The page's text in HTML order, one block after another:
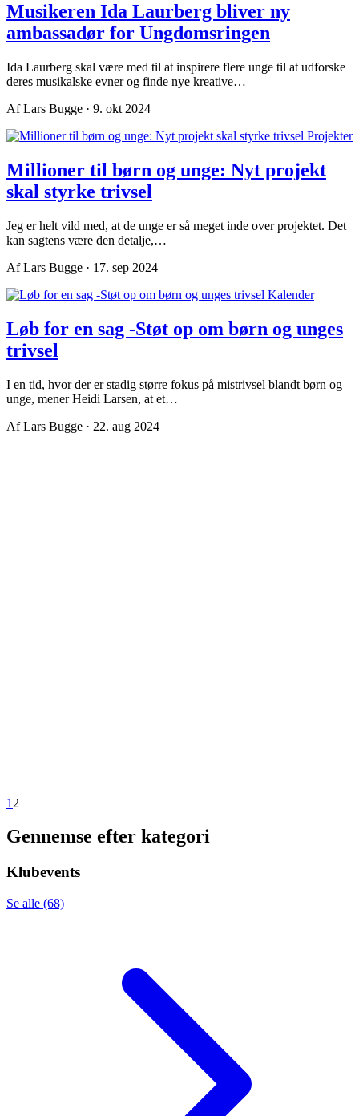
Musikeren Ida Laurberg bliver ny
ambassadør for Ungdomsringen
Ida Laurberg skal være med til at inspirere flere unge til at udforske
deres musikalske evner og finde nye kreative…
Af Lars Bugge · 9. okt 2024
Projekter
Millioner til børn og unge: Nyt projekt
skal styrke trivsel
Jeg er helt vild med, at de unge er så meget inde over projektet. Det
kan sagtens være den detalje,…
Af Lars Bugge · 17. sep 2024
Kalender
Løb for en sag -Støt op om børn og unges
trivsel
I en tid, hvor der er stadig større fokus på mistrivsel blandt børn og
unge, mener Heidi Larsen, at et…
Af Lars Bugge · 22. aug 2024
1 2
Gennemse efter kategori
Klubevents
Se alle (68)